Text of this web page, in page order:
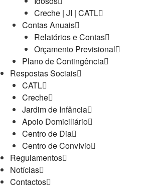
Creche | JI | CATL
Contas Anuais
Relatórios e Contas
Orçamento Previsional
Plano de Contingência
Respostas Sociais
CATL
Creche
Jardim de Infância
Apoio Domiciliário
Centro de Dia
Centro de Convívio
Regulamentos
Notícias
Contactos